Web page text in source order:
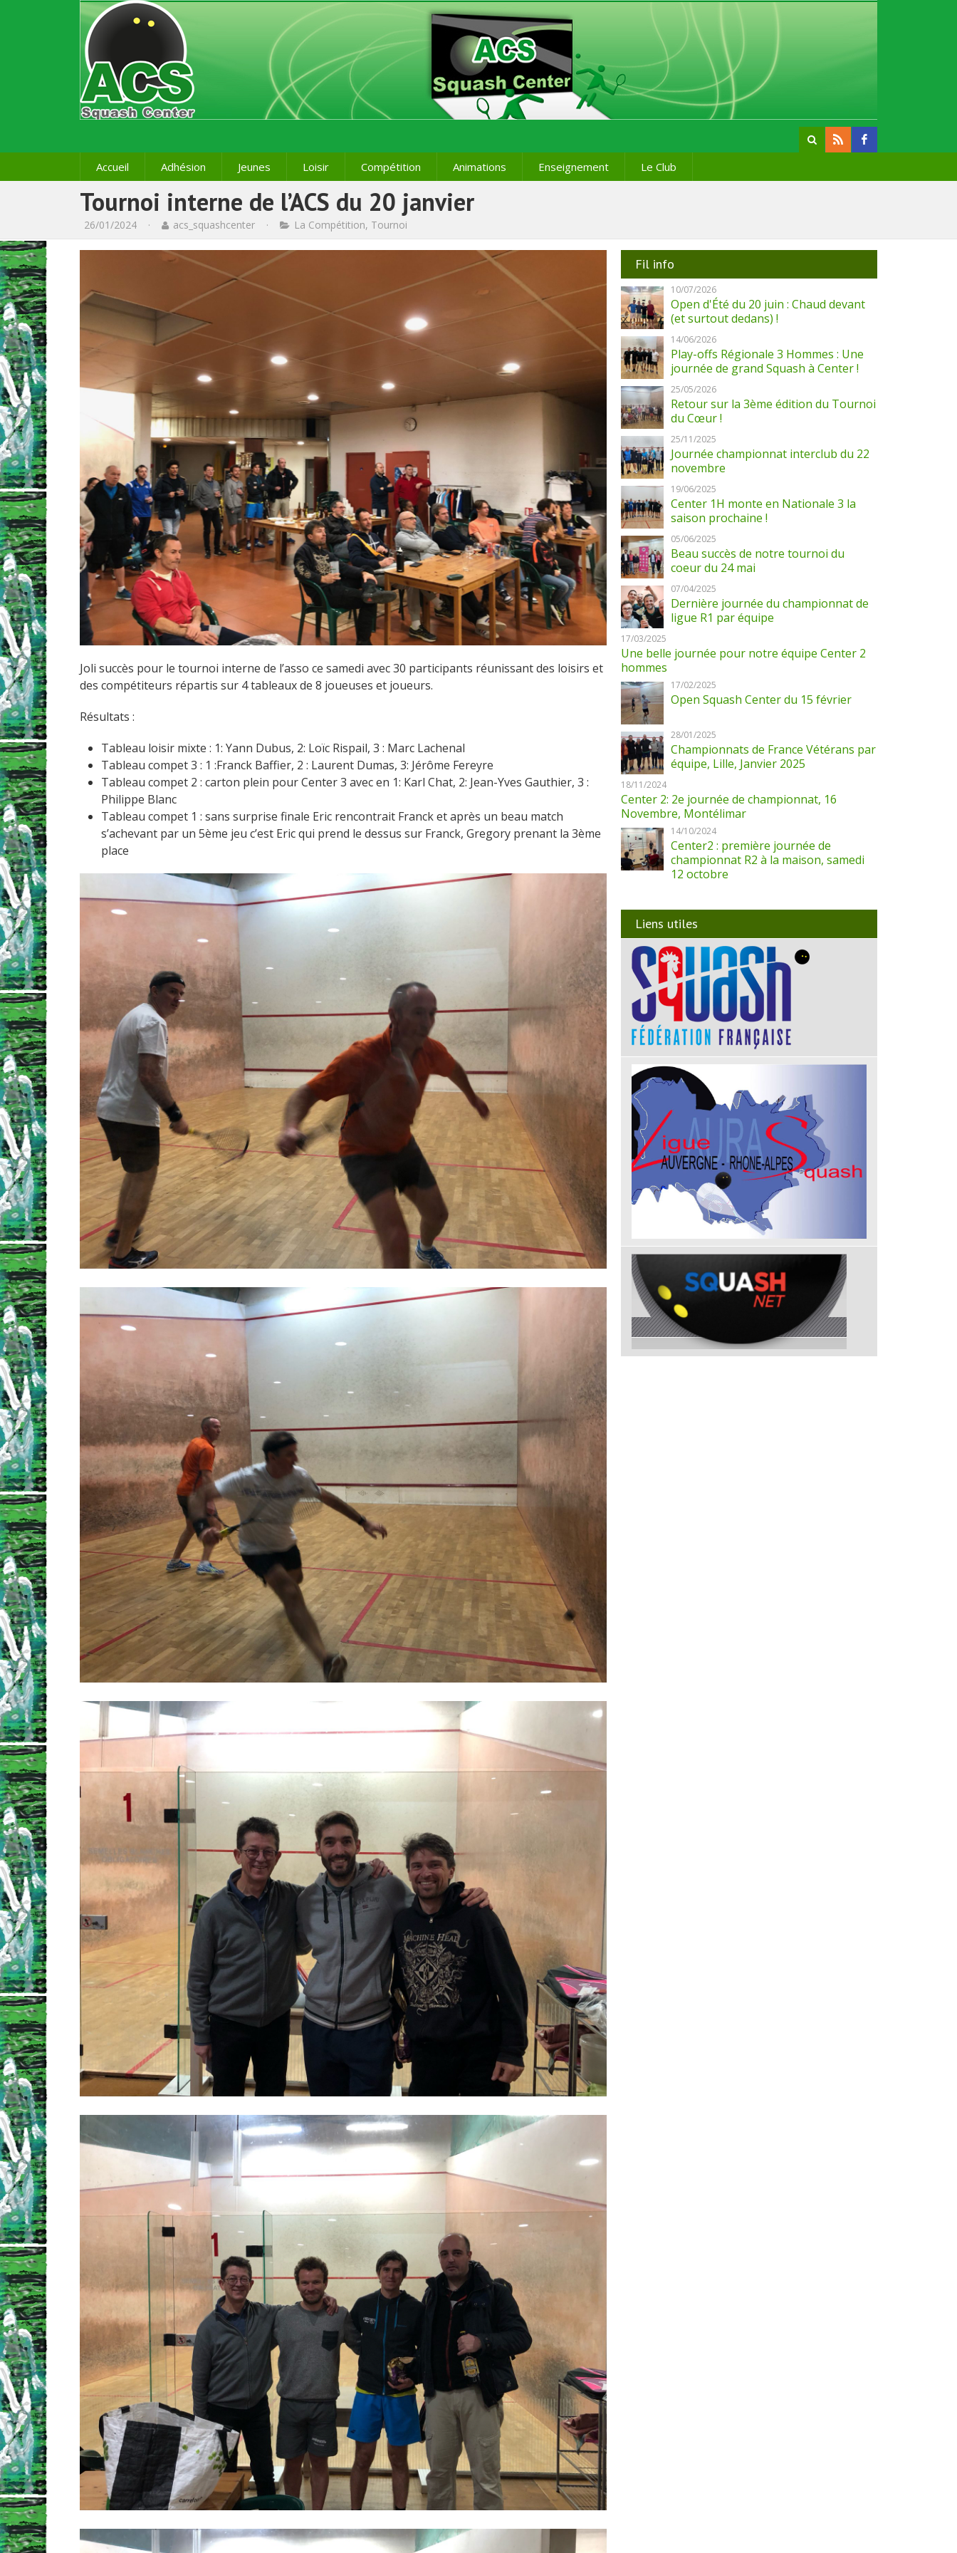
Accueil Adhésion Jeunes Loisir Compétition Animations Enseignement Le Club
Tournoi interne de l’ACS du 20 janvier
26/01/2024 · acs_squashcenter · La Compétition, Tournoi
Joli succès pour le tournoi interne de l’asso ce samedi avec 30 participants réunissant des loisirs et
des compétiteurs répartis sur 4 tableaux de 8 joueuses et joueurs.
Résultats :
Tableau loisir mixte : 1: Yann Dubus, 2: Loïc Rispail, 3 : Marc Lachenal
Tableau compet 3 : 1 :Franck Baffier, 2 : Laurent Dumas, 3: Jérôme Fereyre
Tableau compet 2 : carton plein pour Center 3 avec en 1: Karl Chat, 2: Jean-Yves Gauthier, 3 :
Philippe Blanc
Tableau compet 1 : sans surprise finale Eric rencontrait Franck et après un beau match
s’achevant par un 5ème jeu c’est Eric qui prend le dessus sur Franck, Gregory prenant la 3ème
place
Fil info
10/07/2026
Open d'Été du 20 juin : Chaud devant
(et surtout dedans) !
14/06/2026
Play-offs Régionale 3 Hommes : Une
journée de grand Squash à Center !
25/05/2026
Retour sur la 3ème édition du Tournoi
du Cœur !
25/11/2025
Journée championnat interclub du 22
novembre
19/06/2025
Center 1H monte en Nationale 3 la
saison prochaine !
05/06/2025
Beau succès de notre tournoi du
coeur du 24 mai
07/04/2025
Dernière journée du championnat de
ligue R1 par équipe
17/03/2025
Une belle journée pour notre équipe Center 2
hommes
17/02/2025
Open Squash Center du 15 février
28/01/2025
Championnats de France Vétérans par
équipe, Lille, Janvier 2025
18/11/2024
Center 2: 2e journée de championnat, 16
Novembre, Montélimar
14/10/2024
Center2 : première journée de
championnat R2 à la maison, samedi
12 octobre
Liens utiles